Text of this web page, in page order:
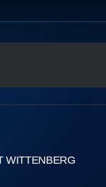
WITTENBERG